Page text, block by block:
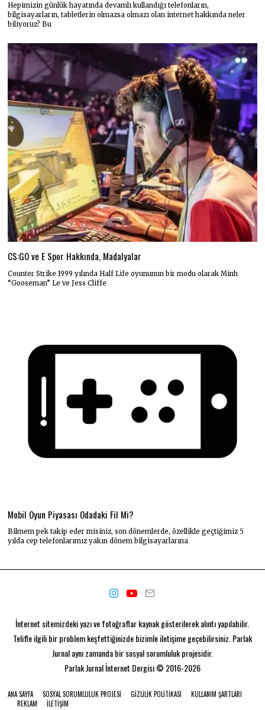
Hepimizin günlük hayatında devamlı kullandığı telefonların,
bilgisayarların, tabletlerin olmazsa olmazı olan internet hakkında neler
biliyoruz? Bu
CS:GO ve E Spor Hakkında, Madalyalar
Counter Strike 1999 yılında Half Life oyununun bir modu olarak Minh
“Gooseman” Le ve Jess Cliffe
Mobil Oyun Piyasası Odadaki Fil Mi?
Bilmem pek takip eder misiniz, son dönemlerde, özellikle geçtiğimiz 5
yılda cep telefonlarımız yakın dönem bilgisayarlarına
İnternet sitemizdeki yazı ve fotoğraflar kaynak gösterilerek alıntı yapılabilir.
Telifle ilgili bir problem keşfettiğinizde bizimle iletişime geçebilirsiniz. Parlak
Jurnal aynı zamanda birsosyal sorumluluk projesidir.
Parlak Jurnalİnternet Dergisi © 2016-2026
ANA SAYFA SOSYAL SORUMLULUK PROJESI GIZLILIK POLITIKASI
KULLANIM ŞARTLARI
REKLAM
İLETIŞIM